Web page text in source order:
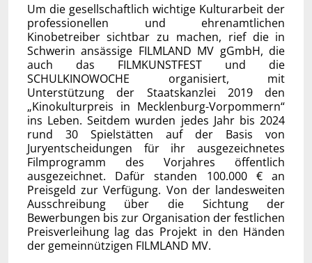
Um die gesellschaftlich wichtige Kulturarbeit der
professionellen und ehrenamtlichen
Kinobetreiber sichtbar zu machen, rief die in
Schwerin ansässige FILMLAND MV gGmbH, die
auch das FILMKUNSTFEST und die
SCHULKINOWOCHE organisiert, mit
Unterstützung der Staatskanzlei 2019 den
„Kinokulturpreis in Mecklenburg-Vorpommern“
ins Leben. Seitdem wurden jedes Jahr bis 2024
rund 30 Spielstätten auf der Basis von
Juryentscheidungen für ihr ausgezeichnetes
Filmprogramm des Vorjahres öffentlich
ausgezeichnet. Dafür standen 100.000 € an
Preisgeld zur Verfügung. Von der landesweiten
Ausschreibung über die Sichtung der
Bewerbungen bis zur Organisation der festlichen
Preisverleihung lag das Projekt in den Händen
der gemeinnützigen FILMLAND MV.